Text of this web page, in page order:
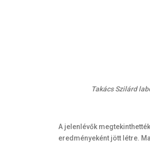
Takács Szilárd
A jelenlévők
eredményeként jött létre.